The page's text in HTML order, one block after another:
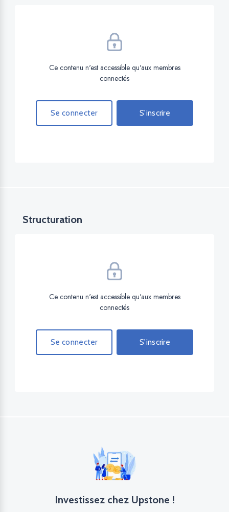
Ce contenu n'est accessible qu'aux membres
connectés
Se connecter S'inscrire
Structuration
Ce contenu n'est accessible qu'aux membres
connectés
Se connecter S'inscrire
Investissez chez Upstone !